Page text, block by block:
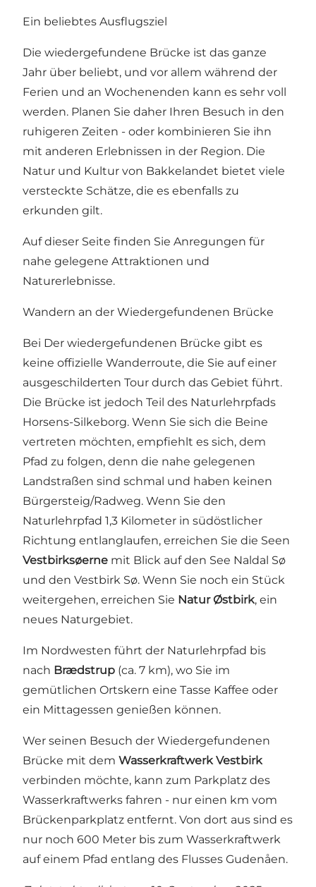
Ein beliebtes Ausflugsziel
Die wiedergefundene Brücke ist das ganze
Jahr über beliebt, und vor allem während der
Ferien und an Wochenenden kann es sehr voll
werden. Planen Sie daher Ihren Besuch in den
ruhigeren Zeiten - oder kombinieren Sie ihn
mit anderen Erlebnissen in der Region. Die
Natur und Kultur von Bakkelandet bietet viele
versteckte Schätze, die es ebenfalls zu
erkunden gilt.
Auf dieser Seite finden Sie Anregungen für
nahe gelegene Attraktionen und
Naturerlebnisse.
Wandern an der Wiedergefundenen Brücke
Bei Der wiedergefundenen Brücke gibt es
keine offizielle Wanderroute, die Sie auf einer
ausgeschilderten Tour durch das Gebiet führt.
Die Brücke ist jedoch Teil des Naturlehrpfads
Horsens-Silkeborg. Wenn Sie sich die Beine
vertreten möchten, empfiehlt es sich, dem
Pfad zu folgen, denn die nahe gelegenen
Landstraßen sind schmal und haben keinen
Bürgersteig/Radweg. Wenn Sie den
Naturlehrpfad 1,3 Kilometer in südöstlicher
Richtung entlanglaufen, erreichen Sie die Seen
Vestbirksøerne mit Blick auf den See Naldal Sø
und den Vestbirk Sø. Wenn Sie noch ein Stück
weitergehen, erreichen Sie Natur Østbirk, ein
neues Naturgebiet.
Im Nordwesten führt der Naturlehrpfad bis
nach Brædstrup (ca. 7 km), wo Sie im
gemütlichen Ortskern eine Tasse Kaffee oder
ein Mittagessen genießen können.
Wer seinen Besuch der Wiedergefundenen
Brücke mit dem Wasserkraftwerk Vestbirk
verbinden möchte, kann zum Parkplatz des
Wasserkraftwerks fahren - nur einen km vom
Brückenparkplatz entfernt. Von dort aus sind es
nur noch 600 Meter bis zum Wasserkraftwerk
auf einem Pfad entlang des Flusses Gudenåen.